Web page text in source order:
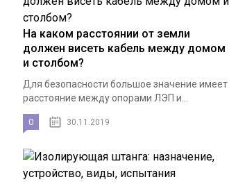
На каком расстоянии от земли
должен висеть кабель между домом
и столбом?
Для безопасности большое значение имеет
расстояние между опорами ЛЭП и...
0 30.11.2019